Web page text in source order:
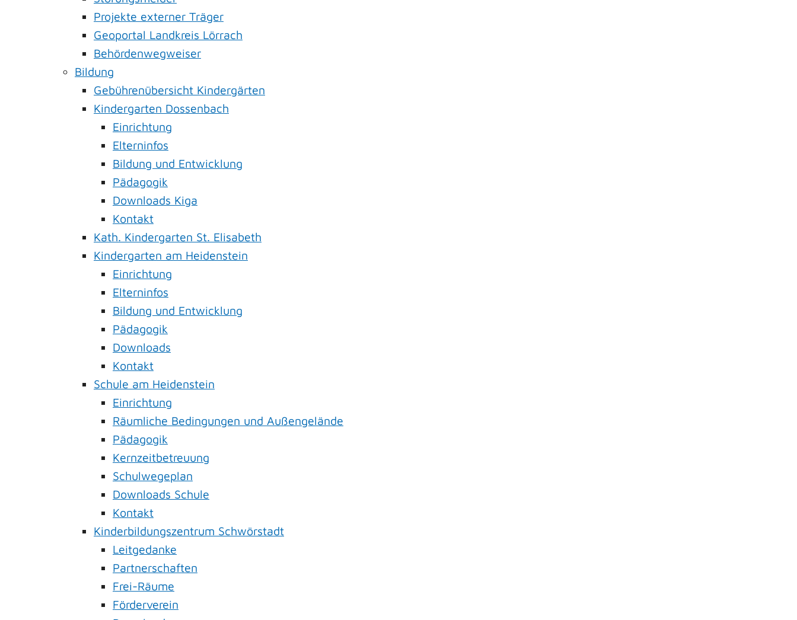
Projekte externer Träger
Geoportal Landkreis Lörrach
Behördenwegweiser
Bildung
Gebührenübersicht Kindergärten
Kindergarten Dossenbach
Einrichtung
Elterninfos
Bildung und Entwicklung
Pädagogik
Downloads Kiga
Kontakt
Kath. Kindergarten St. Elisabeth
Kindergarten am Heidenstein
Einrichtung
Elterninfos
Bildung und Entwicklung
Pädagogik
Downloads
Kontakt
Schule am Heidenstein
Einrichtung
Räumliche Bedingungen und Außengelände
Pädagogik
Kernzeitbetreuung
Schulwegeplan
Downloads Schule
Kontakt
Kinderbildungszentrum Schwörstadt
Leitgedanke
Partnerschaften
Frei-Räume
Förderverein